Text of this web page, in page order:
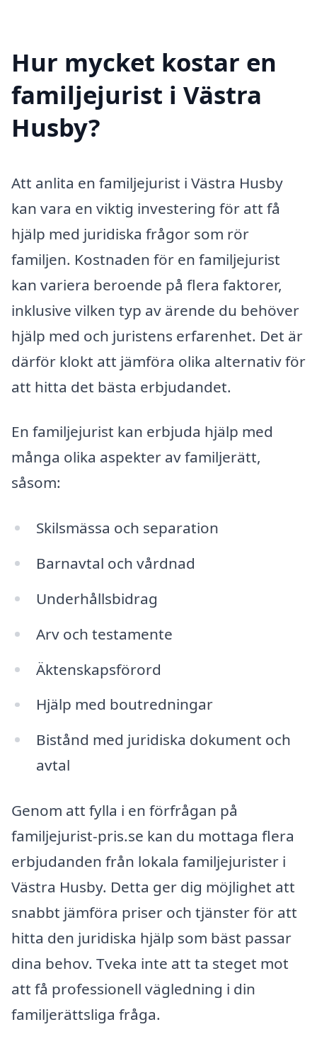
Hur mycket kostar en
familjejurist i Västra
Husby?
Att anlita en familjejurist i Västra Husby
kan vara en viktig investering för att få
hjälp med juridiska frågor som rör
familjen. Kostnaden för en familjejurist
kan variera beroende på flera faktorer,
inklusive vilken typ av ärende du behöver
hjälp med och juristens erfarenhet. Det är
därför klokt att jämföra olika alternativ för
att hitta det bästa erbjudandet.
En familjejurist kan erbjuda hjälp med
många olika aspekter av familjerätt,
såsom:
Skilsmässa och separation
Barnavtal och vårdnad
Underhållsbidrag
Arv och testamente
Äktenskapsförord
Hjälp med boutredningar
Bistånd med juridiska dokument och
avtal
Genom att fylla i en förfrågan på
familjejurist-pris.se kan du mottaga flera
erbjudanden från lokala familjejurister i
Västra Husby. Detta ger dig möjlighet att
snabbt jämföra priser och tjänster för att
hitta den juridiska hjälp som bäst passar
dina behov. Tveka inte att ta steget mot
att få professionell vägledning i din
familjerättsliga fråga.